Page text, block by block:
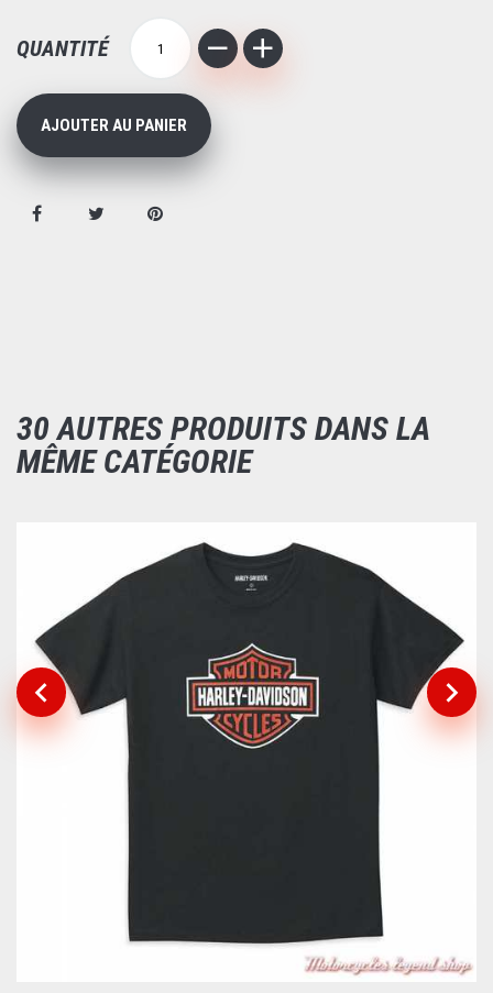
QUANTITÉ
AJOUTER AU PANIER
30 AUTRES PRODUITS DANS LA
MÊME CATÉGORIE